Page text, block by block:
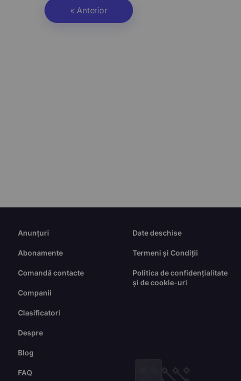
« Anterior
Anunțuri
Abonamente
Comandă contacte
Companii
Clasificatori
Despre
Blog
FAQ
Date deschise
Termeni și Condiții
Politica de confidențialitate
și de cookie-uri